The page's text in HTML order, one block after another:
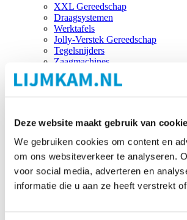
Deze website maakt gebruik van
We gebruiken cookies om content en
om ons websiteverkeer te analyseren.
voor social media, adverteren en
informatie die u aan ze heeft verstrekt
XXL Gereedschap
Draagsystemen
Werktafels
Jolly-Verstek Gereedschap
Tegelsnijders
Zaagmachines
Merken